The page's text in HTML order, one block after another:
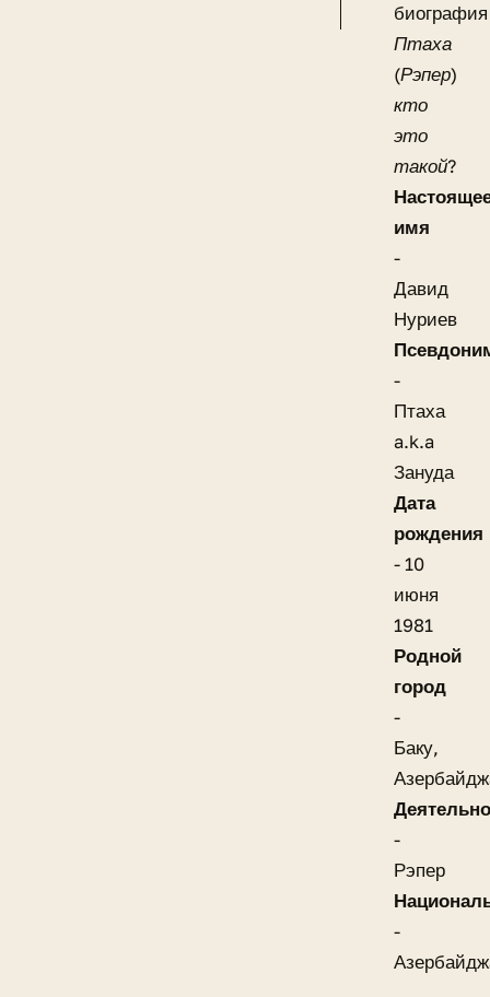
биография
Птаха
(Рэпер)
кто
это
такой?
имя
-
Давид
Нуриев
-
Птаха
a.k.a
Зануда
Дата
рождения
- 10
июня
1981
Родной
город
-
Баку,
-
Рэпер
-